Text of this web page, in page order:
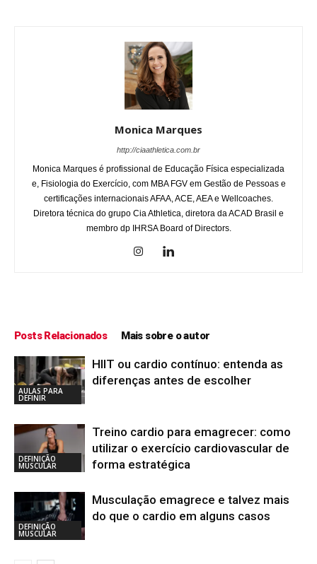
Monica Marques
http://ciaathletica.com.br
Monica Marques é profissional de Educação Física especializada
e, Fisiologia do Exercício, com MBA FGV em Gestão de Pessoas e
certificações internacionais AFAA, ACE, AEA e Wellcoaches.
Diretora técnica do grupo Cia Athletica, diretora da ACAD Brasil e
membro dp IHRSA Board of Directors.
Posts Relacionados Mais sobre o autor
AULAS PARA
DEFINIR
HIIT ou cardio contínuo: entenda as
diferenças antes de escolher
DEFINIÇÃO
MUSCULAR
Treino cardio para emagrecer: como
utilizar o exercício cardiovascular de
forma estratégica
DEFINIÇÃO
MUSCULAR
Musculação emagrece e talvez mais
do que o cardio em alguns casos